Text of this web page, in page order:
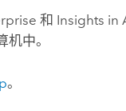
和 Insights in
机中。
。